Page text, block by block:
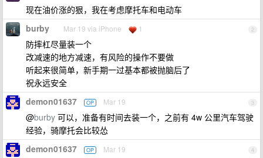
现在油价涨的狠，我在考虑摩托车和电动车
2
burby Mar 19 via iPhone 1
防摔杠尽量装一个
改减速的地方减速，有风险的操作不要做
听起来很简单，新手期一过基本都被抛脑后了
祝永远安全
3
demon01637 OP Mar 19
@burby 可以，准备有时间去装一个，之前有 4w 公里汽车驾驶
经验，骑摩托会比较怂
4
demon01637 OP Mar 19